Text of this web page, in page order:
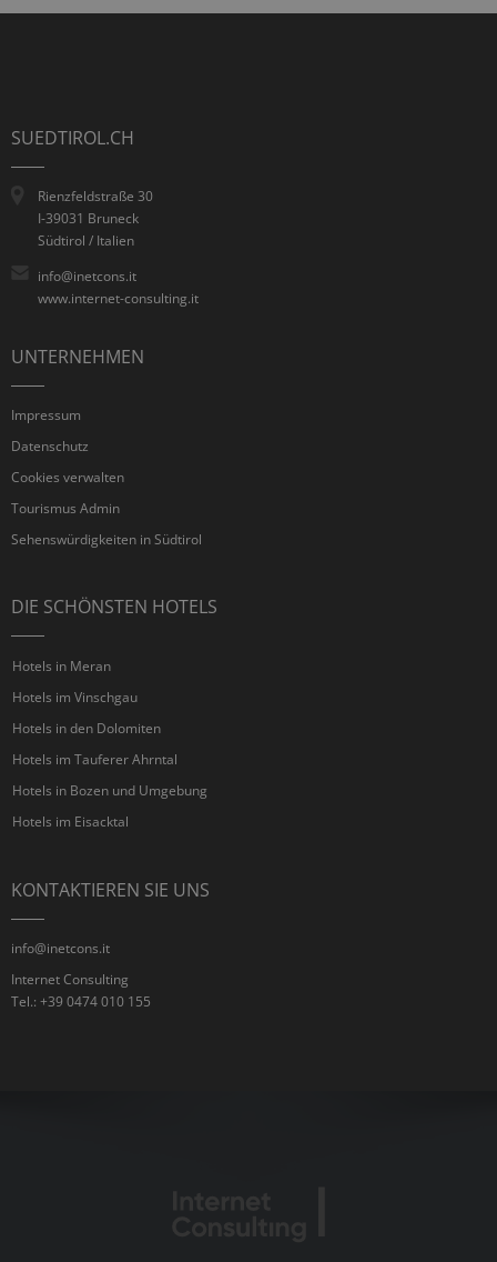
SUEDTIROL.CH
Rienzfeldstraße 30
I-39031 Bruneck
Südtirol / Italien
info@inetcons.it
www.internet-consulting.it
UNTERNEHMEN
Impressum
Datenschutz
Cookies verwalten
Tourismus Admin
Sehenswürdigkeiten in Südtirol
DIE SCHÖNSTEN HOTELS
Hotels in Meran
Hotels im Vinschgau
Hotels in den Dolomiten
Hotels im Tauferer Ahrntal
Hotels in Bozen und Umgebung
Hotels im Eisacktal
KONTAKTIEREN SIE UNS
info@inetcons.it
Internet Consulting
Tel.: +39 0474 010 155